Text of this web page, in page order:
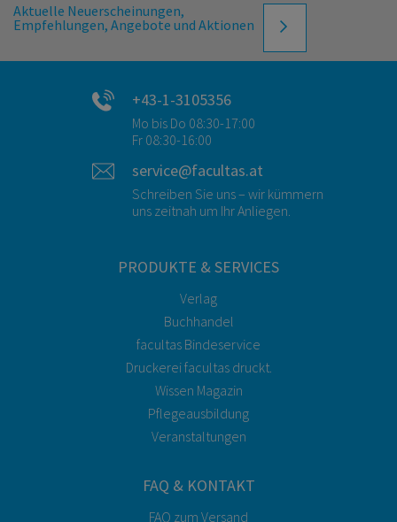
Aktuelle Neuerscheinungen,
Empfehlungen, Angebote und Aktionen
+43-1-3105356
Mo bis Do 08:30-17:00
Fr 08:30-16:00
service@facultas.at
Schreiben Sie uns – wir kümmern
uns zeitnah um Ihr Anliegen.
PRODUKTE & SERVICES
Verlag
Buchhandel
facultas Bindeservice
Druckerei facultas druckt.
Wissen Magazin
Pflegeausbildung
Veranstaltungen
FAQ & KONTAKT
FAQ zum Versand